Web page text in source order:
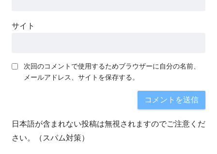
サイト
次回のコメントで使用するためブラウザーに自分の名前、
メールアドレス、サイトを保存する。
日本語が含まれない投稿は無視されますのでご注意くだ
さい。（スパム対策）